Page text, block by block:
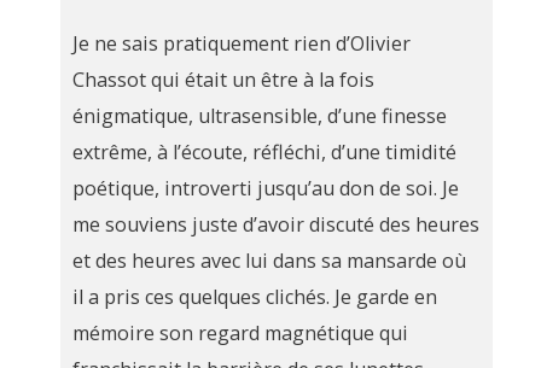
Je ne sais pratiquement rien d’Olivier
Chassot qui était un être à la fois
énigmatique, ultrasensible, d’une finesse
extrême, à l’écoute, réfléchi, d’une timidité
poétique, introverti jusqu’au don de soi. Je
me souviens juste d’avoir discuté des heures
et des heures avec lui dans sa mansarde où
il a pris ces quelques clichés. Je garde en
mémoire son regard magnétique qui